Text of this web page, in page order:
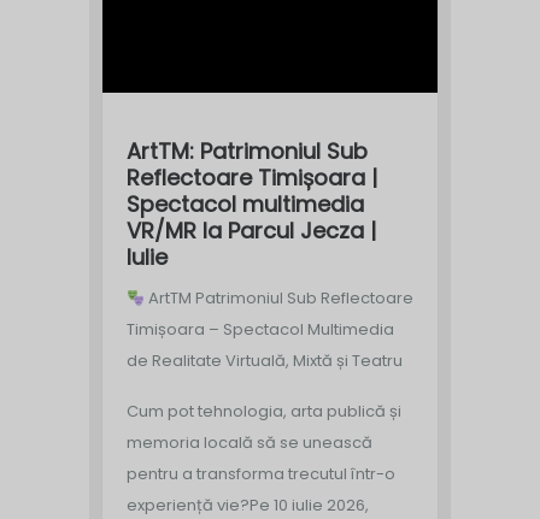
ArtTM: Patrimoniul Sub
Reflectoare Timișoara |
Spectacol multimedia
VR/MR la Parcul Jecza |
Iulie
ArtTM Patrimoniul Sub Reflectoare
Timișoara – Spectacol Multimedia
de Realitate Virtuală, Mixtă și Teatru
Cum pot tehnologia, arta publică și
memoria locală să se unească
pentru a transforma trecutul într-o
experiență vie?Pe 10 iulie 2026,